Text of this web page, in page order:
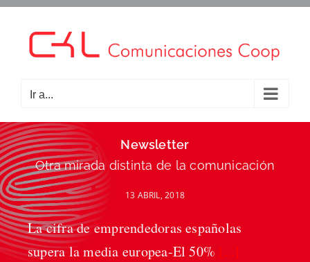
contenido
Ir a...
Newsletter
Otra mirada distinta de la comunicación
13 ABRIL, 2018
La cifra de emprendedoras españolas
supera la media europea-El 50% [...]